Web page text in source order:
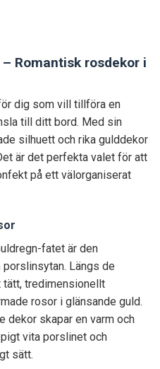
Romantisk rosdekor i
dig som vill tillföra en
till ditt bord. Med sin
silhuett och rika gulddekor
är det perfekta valet för att
på ett välorganiserat
fatet är den
Längs de
tätt, tredimensionellt
rosor i glänsande guld.
dekor skapar en varm och
vita porslinet och
sätt.